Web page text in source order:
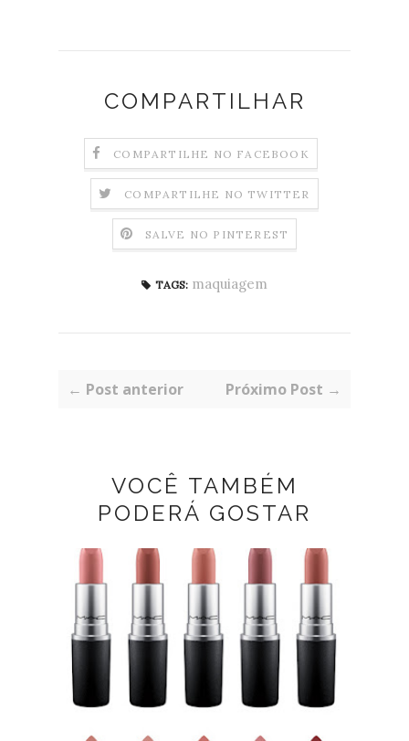
COMPARTILHAR
COMPARTILHE NO FACEBOOK
COMPARTILHE NO TWITTER
SALVE NO PINTEREST
TAGS: maquiagem
← Post anterior Próximo Post →
VOCÊ TAMBÉM
PODERÁ GOSTAR